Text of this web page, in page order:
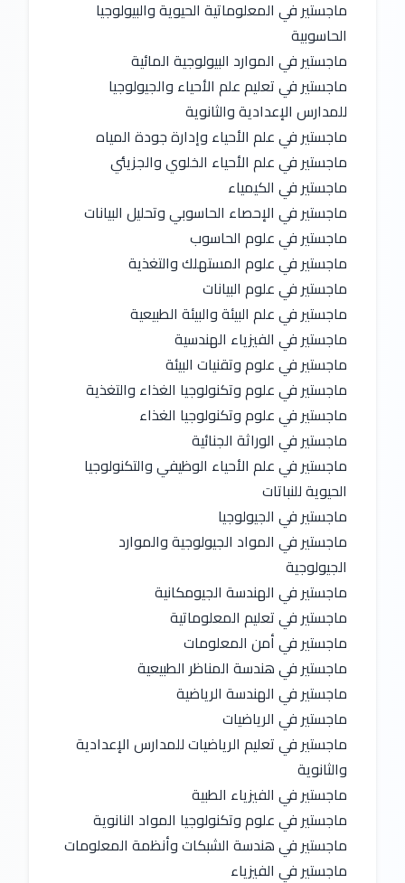
الحاسوبية
ماجستير في الموارد البيولوجية المائية
للمدارس الإعدادية والثانوية
ماجستير في علم الأحياء وإدارة جودة المياه
ماجستير في علم الأحياء الخلوي والجزيئي
ماجستير في الكيمياء
ماجستير في الإحصاء الحاسوبي وتحليل البيانات
ماجستير في علوم الحاسوب
ماجستير في علوم المستهلك والتغذية
ماجستير في علوم البيانات
ماجستير في علم البيئة والبيئة الطبيعية
ماجستير في الفيزياء الهندسية
ماجستير في علوم وتقنيات البيئة
ماجستير في علوم وتكنولوجيا الغذاء والتغذية
ماجستير في علوم وتكنولوجيا الغذاء
ماجستير في الوراثة الجنائية
الحيوية للنباتات
ماجستير في الجيولوجيا
الجيولوجية
ماجستير في الهندسة الجيومكانية
ماجستير في تعليم المعلوماتية
ماجستير في أمن المعلومات
ماجستير في هندسة المناظر الطبيعية
ماجستير في الهندسة الرياضية
ماجستير في الرياضيات
والثانوية
ماجستير في الفيزياء الطبية
ماجستير في علوم وتكنولوجيا المواد النانوية
ماجستير في هندسة الشبكات وأنظمة المعلومات
ماجستير في الفيزياء